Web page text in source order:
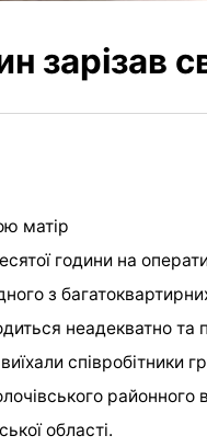
зарізав
години на
з
неадекватно
співробітники
районного
області.